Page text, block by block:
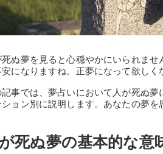
死ぬ夢を見ると心穏やかにいられま
安になりますね。正夢になって欲しく
記事では、夢占いにおいて人が死ぬ
ション別に説明します。あなたの夢を
死ぬ夢の基本的な意